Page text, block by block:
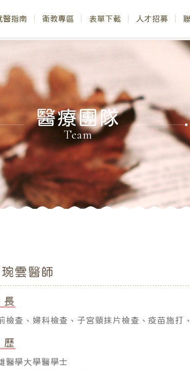
醫指南 衛教專區 表單下載 人才招募
醫療團隊
Team
雲醫師
長
檢查、婦科檢查、子宮頸抹片檢查、疫苗施打
歷
醫學大學醫學士